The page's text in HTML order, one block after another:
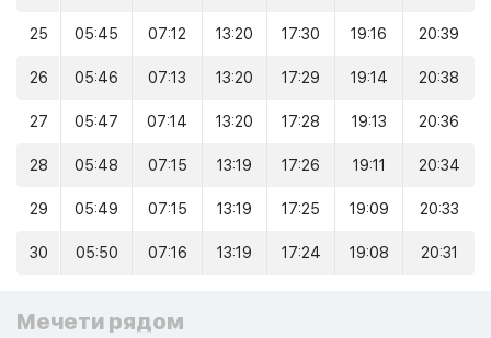
25 05:45 07:12 13:20 17:30 19:16 20:39
26 05:46 07:13 13:20 17:29 19:14 20:38
27 05:47 07:14 13:20 17:28 19:13 20:36
28 05:48 07:15 13:19 17:26 19:11 20:34
29 05:49 07:15 13:19 17:25 19:09 20:33
30 05:50 07:16 13:19 17:24 19:08 20:31
Мечети рядом